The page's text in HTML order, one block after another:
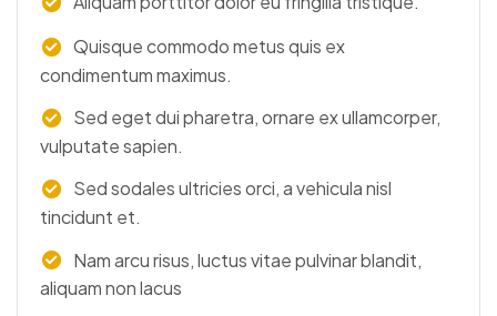
Quisque commodo metus quis ex
condimentum maximus.
Sed eget dui pharetra, ornare ex ullamcorper,
vulputate sapien.
Sed sodales ultricies orci, a vehicula nisl
tincidunt et.
Nam arcu risus, luctus vitae pulvinar blandit,
aliquam non lacus